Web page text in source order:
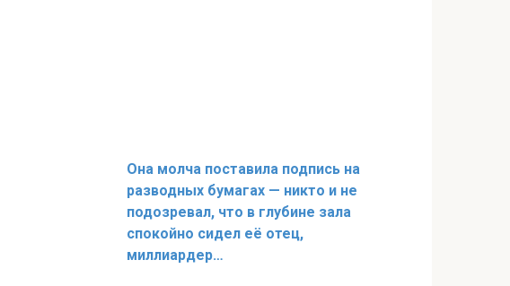
Она молча поставила подпись на
разводных бумагах — никто и не
подозревал, что в глубине зала
спокойно сидел её отец,
миллиардер…